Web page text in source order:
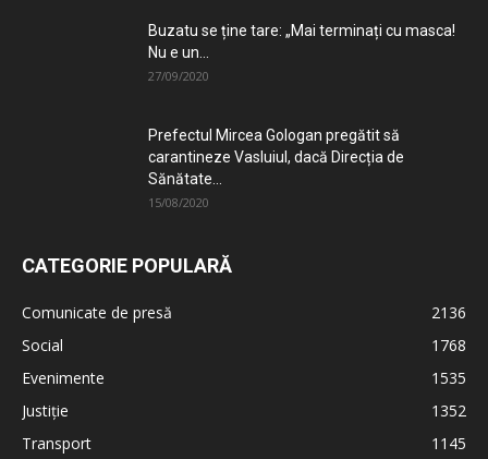
Buzatu se ține tare: „Mai terminați cu masca!
Nu e un...
27/09/2020
Prefectul Mircea Gologan pregătit să
carantineze Vasluiul, dacă Direcția de
Sănătate...
15/08/2020
CATEGORIE POPULARĂ
Comunicate de presă
2136
Social
1768
Evenimente
1535
Justiție
1352
Transport
1145